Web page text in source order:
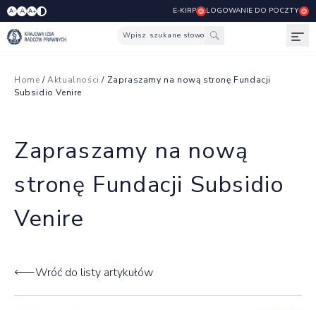
A- A A+ E-KIRP LOGOWANIE DO POCZTY
Wpisz szukane słowo
Home /Aktualności / Zapraszamy na nową stronę Fundacji
Subsidio Venire
Zapraszamy na nową
stronę Fundacji Subsidio
Venire
Wróć do listy artykułów